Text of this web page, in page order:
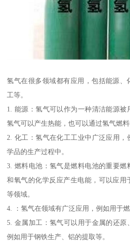
氢气在很多领域都有应用，包括能源、
工等。
1. 能源：氢气可以作为一种清洁能源
氢气可以产生热能，也可以通过氢气燃料
2. 化工：氢气在化工工业中广泛应用
学品的生产过程中。
3. 燃料电池：氢气是燃料电池的重要
和氧气的化学反应产生电能，可以应用
等领域。
4. ：氢气在领域有广泛应用，例如用于燃
5. 金属加工：氢气可以用于金属的还原
例如用于钢铁生产、铝的提取等。